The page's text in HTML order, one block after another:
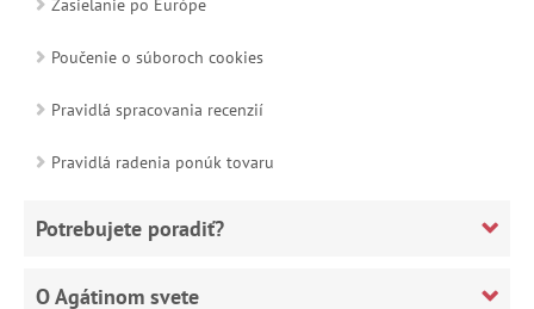
Poučenie o súboroch cookies
Pravidlá spracovania recenzií
Pravidlá radenia ponúk tovaru
Potrebujete poradiť?
O Agátinom svete